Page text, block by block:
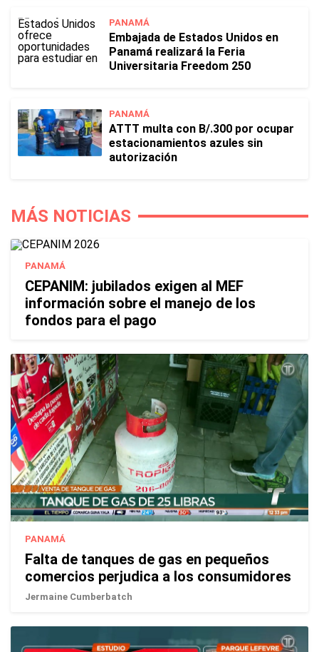
PANAMÁ
Embajada de Estados Unidos en
Panamá realizará la Feria
Universitaria Freedom 250
PANAMÁ
ATTT multa con B/.300 por ocupar
estacionamientos azules sin
autorización
MÁS NOTICIAS
PANAMÁ
CEPANIM: jubilados exigen al MEF
información sobre el manejo de los
fondos para el pago
PANAMÁ
Falta de tanques de gas en pequeños
comercios perjudica a los consumidores
Jermaine Cumberbatch